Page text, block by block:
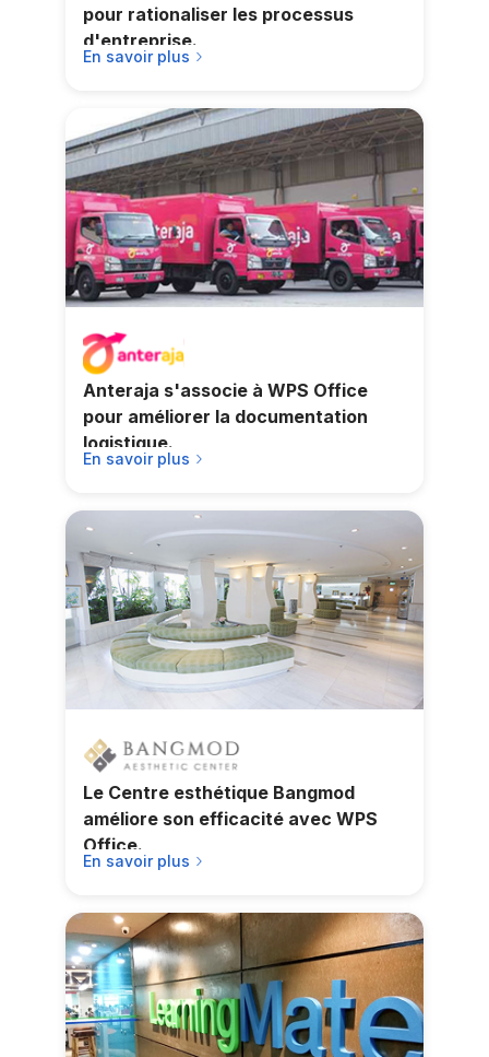
pour rationaliser les processus
d'entreprise.
En savoir plus
Anteraja s'associe à WPS Office
pour améliorer la documentation
logistique.
En savoir plus
Le Centre esthétique Bangmod
améliore son efficacité avec WPS
Office.
En savoir plus